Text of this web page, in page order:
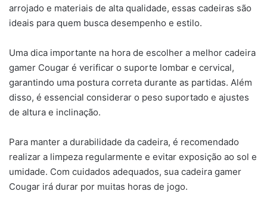
arrojado e materiais de alta qualidade, essas cadeiras são
ideais para quem busca desempenho e estilo.
Uma dica importante na hora de escolher a melhor cadeira
gamer Cougar é verificar o suporte lombar e cervical,
garantindo uma postura correta durante as partidas. Além
disso, é essencial considerar o peso suportado e ajustes
de altura e inclinação.
Para manter a durabilidade da cadeira, é recomendado
realizar a limpeza regularmente e evitar exposição ao sol e
umidade. Com cuidados adequados, sua cadeira gamer
Cougar irá durar por muitas horas de jogo.